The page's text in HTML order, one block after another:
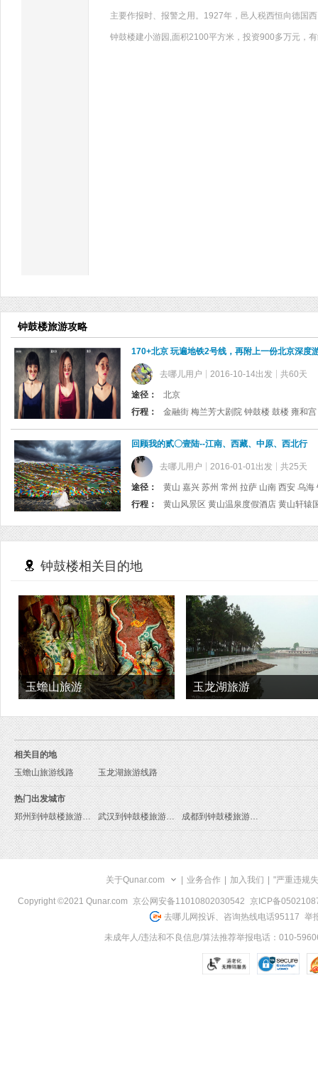
主要作报时、报警之用。1927年，邑人税西恒向德国
钟鼓楼建小游园,面积2100平方米，投资900多万元，
钟鼓楼旅游攻略
170+北京 玩遍地铁2号线，再附上一份北京深度
去哪儿用户 2016-10-14出发 共60天
途径：
北京
行程：
回顾我的贰〇壹陆--江南、西藏、中原、西北行
去哪儿用户 2016-01-01出发 共25天
途径：
黄山 嘉兴 苏州 常州 拉萨 山南 西安 乌海
行程：
钟鼓楼相关目的地
玉蟾山旅游 玉龙湖旅游
相关目的地
玉蟾山旅游线路
玉龙湖旅游线路
热门出发城市
郑州到钟鼓楼旅游报价
武汉到钟鼓楼旅游报价 成都到钟鼓楼旅游报价
关于Qunar.com 业务合作 加入我们 "严重违规
Copyright ©2021 Qunar.com 京公网安备11010802030542
京ICP备
去哪儿网投诉、咨询热线电话95117 举
未成年人/违法和不良信息/算法推荐举报电话：010-